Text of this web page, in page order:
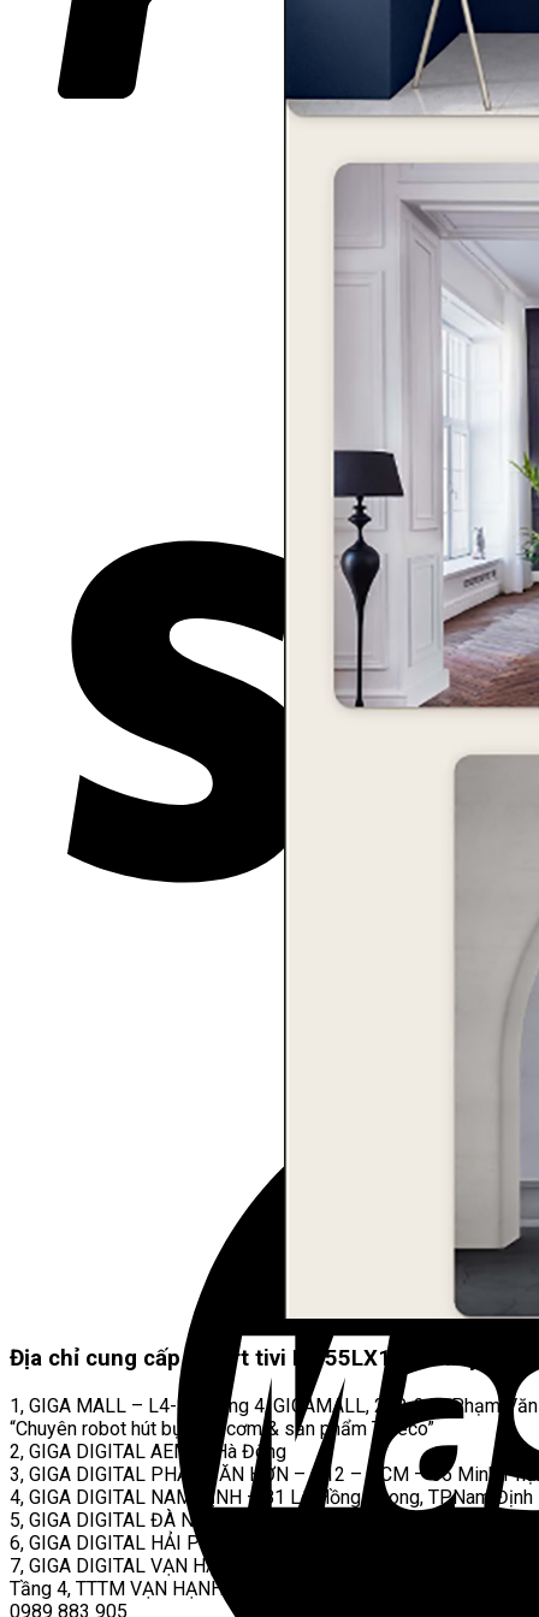
Địa chỉ cung cấp Smart tivi LG 55LX1TPSA uy tín
1, GIGA MALL – L4-35, Tầng 4, GIGAMALL, 240-242 Phạm
“Chuyên robot hút bụi, nồi cơm & sản phẩm Tineco”
2, GIGA DIGITAL AEMall Hà Đông
3, GIGA DIGITAL PHAN VĂN HỚN – Q12 – HCM – 55 Minh
4, GIGA DIGITAL NAM ĐỊNH – 81 Lê Hồng Phong, TP.Nam
5, GIGA DIGITAL ĐÀ NẴNG – 35 Chu Mạnh Trinh, TP. Đà nẵng
6, GIGA DIGITAL HẢI PHÒNG – 23 – BS1 Khu Đô thị PG, An
7, GIGA DIGITAL VẠN HẠNH MALL
Tầng 4, TTTM VẠN HẠNH MALL, số 11, đường Sư Vạn Hạnh,
0989 883 905